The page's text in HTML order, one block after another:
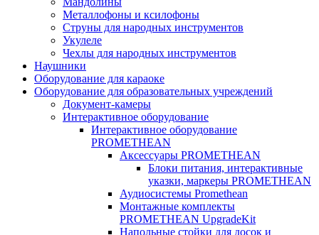
Металлофоны и ксилофоны
Струны для народных инструментов
Укулеле
Чехлы для народных инструментов
Наушники
Оборудование для караоке
Оборудование для образовательных учреждений
Документ-камеры
Интерактивное оборудование
Интерактивное оборудование
PROMETHEAN
Аксессуары PROMETHEAN
Блоки питания, интерактивные
указки, маркеры PROMETHEAN
Аудиосистемы Promethean
Монтажные комплекты
PROMETHEAN UpgradeKit
Напольные стойки для досок и